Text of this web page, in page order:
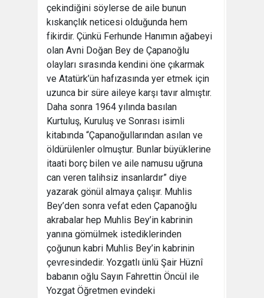
çekindiğini söylerse de aile bunun
kıskançlık neticesi olduğunda hem
fikirdir. Çünkü Ferhunde Hanımın ağabeyi
olan Avni Doğan Bey de Çapanoğlu
olayları sırasında kendini öne çıkarmak
ve Atatürk’ün hafızasında yer etmek için
uzunca bir süre aileye karşı tavır almıştır.
Daha sonra 1964 yılında basılan
Kurtuluş, Kuruluş ve Sonrası isimli
kitabında “Çapanoğullarından asılan ve
öldürülenler olmuştur. Bunlar büyüklerine
itaati borç bilen ve aile namusu uğruna
can veren talihsiz insanlardır” diye
yazarak gönül almaya çalışır. Muhlis
Bey’den sonra vefat eden Çapanoğlu
akrabalar hep Muhlis Bey’in kabrinin
yanına gömülmek istediklerinden
çoğunun kabri Muhlis Bey’in kabrinin
çevresindedir. Yozgatlı ünlü Şair Hüznî
babanın oğlu Sayın Fahrettin Öncül ile
Yozgat Öğretmen evindeki